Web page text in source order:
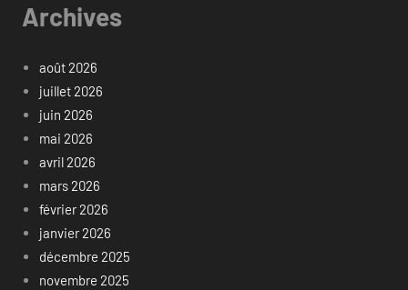
Archives
août 2026
juillet 2026
juin 2026
mai 2026
avril 2026
mars 2026
février 2026
janvier 2026
décembre 2025
novembre 2025